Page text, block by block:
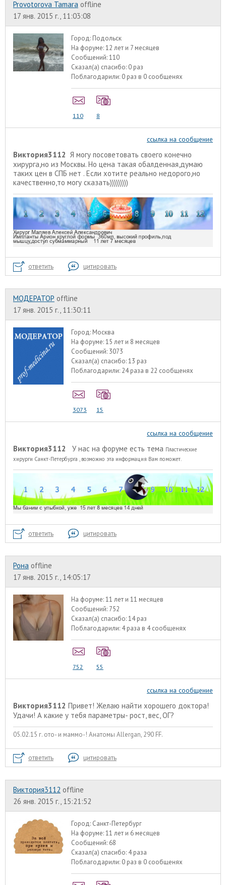
Provotorova Tamara offline
17 янв. 2015 г., 11:03:08
Город: Подольск
На форуме:12 лет и 7 месяцев
Сообщений:110
Сказал(а) спасибо: 0 раз
Поблагодарили: 0 раз в 0 сообщенях
110 8
ссылка на сообщение
Виктория3112 Я могу посоветовать своего конечно
хирурга,но из Москвы. Но цена такая обалденная,думаю
таких цен в СПБ нет . Если хотите реально недорого,но
качественно,то могу сказать)))))))))
ответить цитировать
МОДЕРАТОР offline
17 янв. 2015 г., 11:30:11
Город: Москва
На форуме:15 лет и 8 месяцев
Сообщений: 3073
Сказал(а) спасибо:13 раз
Поблагодарили: 24 раза в 22 сообщенях
3073 15
ссылка на сообщение
Виктория3112 У нас на форуме есть тема Пластические
хирурги Санкт-Петербурга , возможно эта информация Вам поможет.
ответить цитировать
Рона offline
17 янв. 2015 г., 14:05:17
На форуме:11 лет и 11 месяцев
Сообщений: 752
Сказал(а) спасибо:14 раз
Поблагодарили: 4 раза в 4 сообщенях
752 55
ссылка на сообщение
Виктория3112 Привет! Желаю найти хорошего доктора!
Удачи! А какие у тебя параметры- рост, вес, ОГ?
05.02.15 г. ото- и маммо-! Анатомы Allergan, 290 FF.
ответить цитировать
Виктория3112 offline
26 янв. 2015 г., 15:21:52
Город: Санкт-Петербург
На форуме:11 лет и 6 месяцев
Сообщений: 68
Сказал(а) спасибо: 4 раза
Поблагодарили: 0 раз в 0 сообщенях